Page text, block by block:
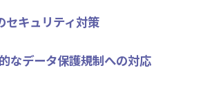
セキュリティ対策
なデータ保護規制への対応